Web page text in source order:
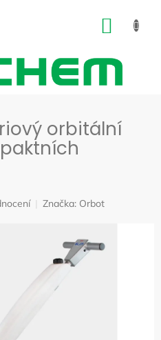
orbitální
Značka: Orbot